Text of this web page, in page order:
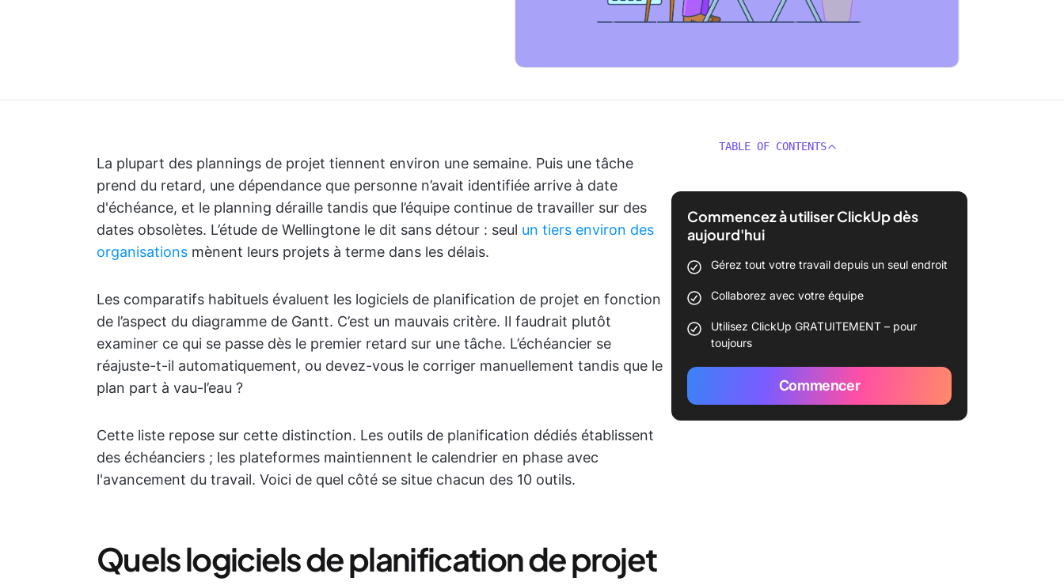
La plupart des plannings de projet tiennent environ une semaine. Puis une tâche
prend du retard, une dépendance que personne n’avait identifiée arrive à date
d'échéance, et le planning déraille tandis que l’équipe continue de travailler sur des
dates obsolètes. L’étude de Wellingtone le dit sans détour : seul un tiers environ des
organisations mènent leurs projets à terme dans les délais.
Les comparatifs habituels évaluent les logiciels de planification de projet en fonction
de l’aspect du diagramme de Gantt. C’est un mauvais critère. Il faudrait plutôt
examiner ce qui se passe dès le premier retard sur une tâche. L’échéancier se
réajuste-t-il automatiquement, ou devez-vous le corriger manuellement tandis que le
plan part à vau-l’eau ?
Cette liste repose sur cette distinction. Les outils de planification dédiés établissent
des échéanciers ; les plateformes maintiennent le calendrier en phase avec
l'avancement du travail. Voici de quel côté se situe chacun des 10 outils.
Quels logiciels de planification de projet
TABLE OF CONTENTS
Commencez à utiliser ClickUp dès
aujourd'hui
Gérez tout votre travail depuis un seul endroit
Collaborez avec votre équipe
Utilisez ClickUp GRATUITEMENT – pour
toujours
Commencer